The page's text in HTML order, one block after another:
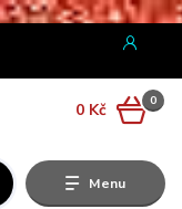
Menu
0
0 Kč